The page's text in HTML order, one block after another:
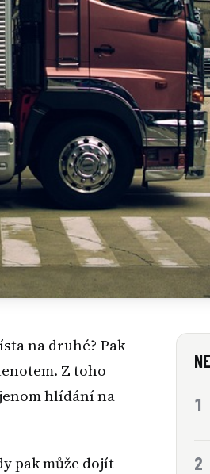
na druhé? Pak
Z toho
hlídání na
pak může dojít
1
2